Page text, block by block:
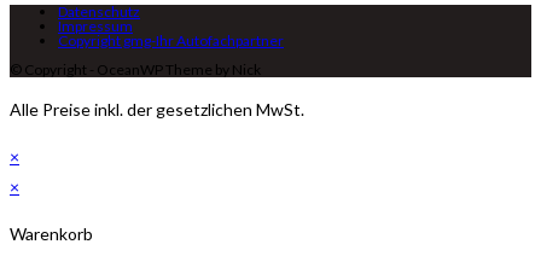
Datenschutz
Impressum
Copyright gmg-Ihr Autofachpartner
© Copyright - OceanWP Theme by Nick
Alle Preise inkl. der gesetzlichen MwSt.
×
×
Warenkorb